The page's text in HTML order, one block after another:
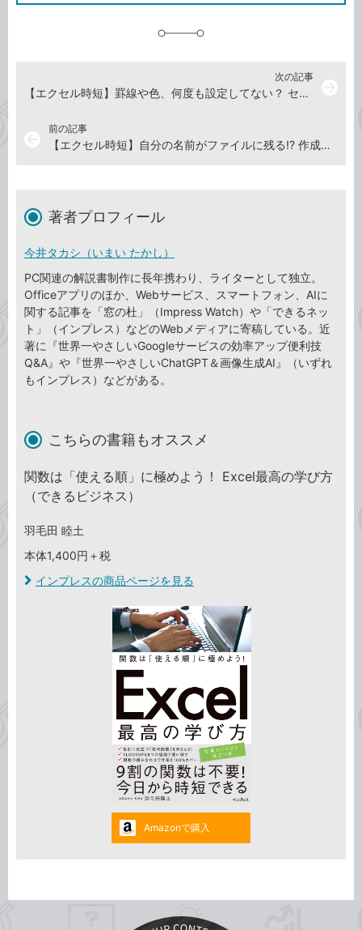
前の記事
【エクセル時短】自分の名前がファイルに残る!? 作成者などの個人情報を削除する「ドキュメント検査」の使い方
次の記事
【エクセル時短】罫線や色、何度も設定してない？ セルの書式は「まとめて設定」が吉！
著者プロフィール
今井タカシ（いまい たかし）
PC関連の解説書制作に長年携わり、ライターとして独立。
Officeアプリのほか、Webサービス、スマートフォン、AIに
関する記事を「窓の杜」（Impress Watch）や「できるネッ
ト」（インプレス）などのWebメディアに寄稿している。近
著に『世界一やさしいGoogleサービスの効率アップ便利技
Q&A』や『世界一やさしいChatGPT＆画像生成AI』（いずれ
もインプレス）などがある。
こちらの書籍もオススメ
関数は「使える順」に極めよう！ Excel最高の学び方
（できるビジネス）
羽毛田 睦土
本体1,400円＋税
インプレスの商品ページを見る
Amazonで購入